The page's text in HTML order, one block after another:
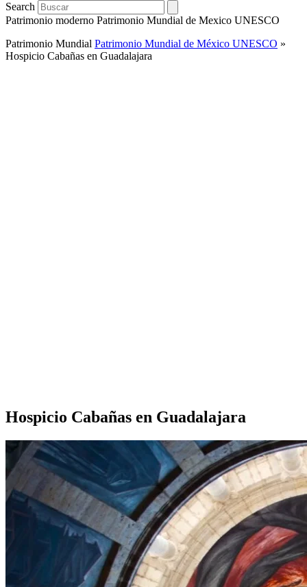
Search
Patrimonio moderno Patrimonio Mundial de Mexico UNESCO
Patrimonio Mundial Patrimonio Mundial de México UNESCO »
Hospicio Cabañas en Guadalajara
Hospicio Cabañas en Guadalajara